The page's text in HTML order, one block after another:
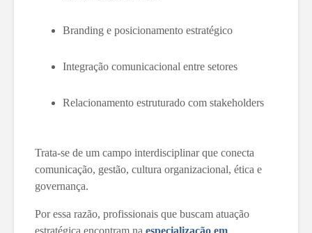
Branding e posicionamento estratégico
Integração comunicacional entre setores
Relacionamento estruturado com stakeholders
Trata-se de um campo interdisciplinar que conecta
comunicação, gestão, cultura organizacional, ética e
governança.
Por essa razão, profissionais que buscam atuação